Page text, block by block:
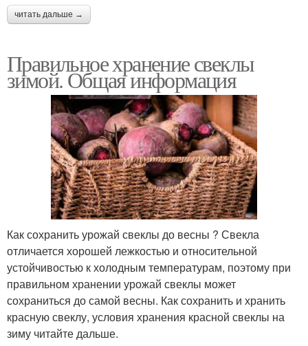
читать дальше →
Правильное хранение свеклы
зимой. Общая информация
Как сохранить урожай свеклы до весны ? Свекла
отличается хорошей лежкостью и относительной
устойчивостью к холодным температурам, поэтому при
правильном хранении урожай свеклы может
сохраниться до самой весны. Как сохранить и хранить
красную свеклу, условия хранения красной свеклы на
зиму читайте дальше.